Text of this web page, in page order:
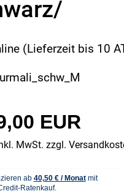
(Lieferzeit bis 10
EUR
MwSt. zzgl.